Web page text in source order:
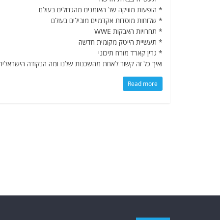
* הופעות מוזיקה של האומנים מהגדולים בעולם
* שלוחות מוסדות אקדמיים מובילים בעולם
* תחרויות האבקות WWE
* תעשיית הייטק מקומית חדשה
* גרין קארד מזרח תיכוני
ואיך כל זה קשור לאחת מהשכנות שלנו ומה הנקודה
Read more